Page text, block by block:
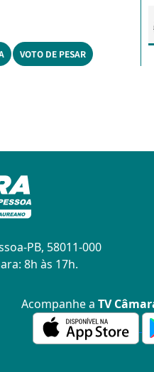
VOTO DE PESAR
PB, 58011-000
8h às 17h.
Acompanhe a TV